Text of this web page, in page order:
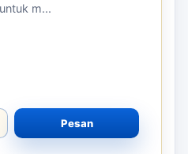
m...
Rp2.000.000.
Rp1.000.000.
Pesan